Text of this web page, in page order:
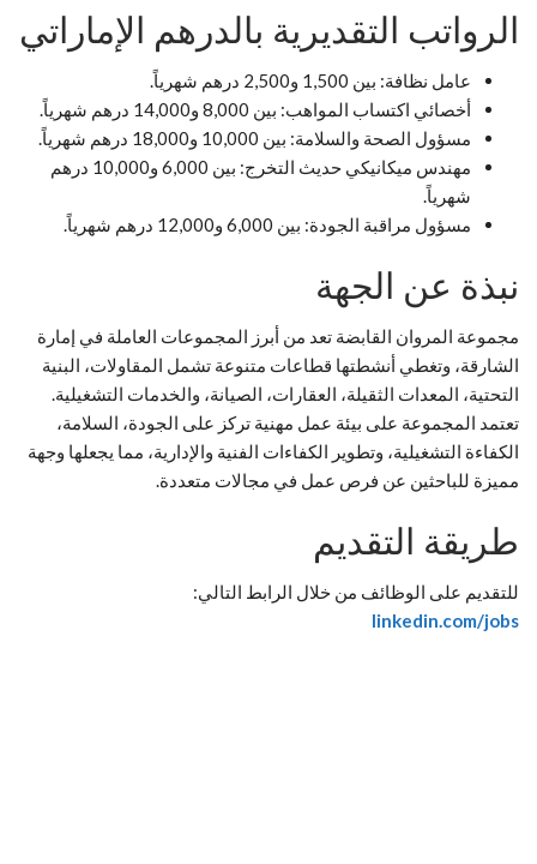
الرواتب التقديرية بالدرهم الإماراتي
عامل نظافة: بين 1,500 و2,500 درهم شهرياً.
أخصائي اكتساب المواهب: بين 8,000 و14,000 درهم شهرياً.
مسؤول الصحة والسلامة: بين 10,000 و18,000 درهم شهرياً.
مهندس ميكانيكي حديث التخرج: بين 6,000 و10,000 درهم
شهرياً.
مسؤول مراقبة الجودة: بين 6,000 و12,000 درهم شهرياً.
نبذة عن الجهة
مجموعة المروان القابضة تعد من أبرز المجموعات العاملة في إمارة
الشارقة، وتغطي أنشطتها قطاعات متنوعة تشمل المقاولات، البنية
التحتية، المعدات الثقيلة، العقارات، الصيانة، والخدمات التشغيلية.
تعتمد المجموعة على بيئة عمل مهنية تركز على الجودة، السلامة،
الكفاءة التشغيلية، وتطوير الكفاءات الفنية والإدارية، مما يجعلها وجهة
مميزة للباحثين عن فرص عمل في مجالات متعددة.
طريقة التقديم
للتقديم على الوظائف من خلال الرابط التالي:
linkedin.com/jobs